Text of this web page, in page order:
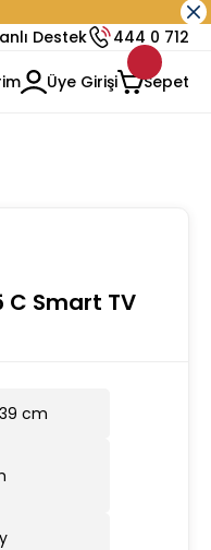
Destek 444 0 712
Üye Girişi Sepet
C Smart TV
cm